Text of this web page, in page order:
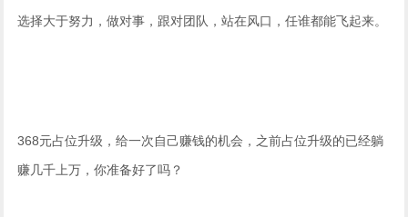
选择大于努力，做对事，跟对团队，站在风口，任谁都能飞起来。
368元占位升级，给一次自己赚钱的机会，之前占位升级的已经躺
赚几千上万，你准备好了吗？